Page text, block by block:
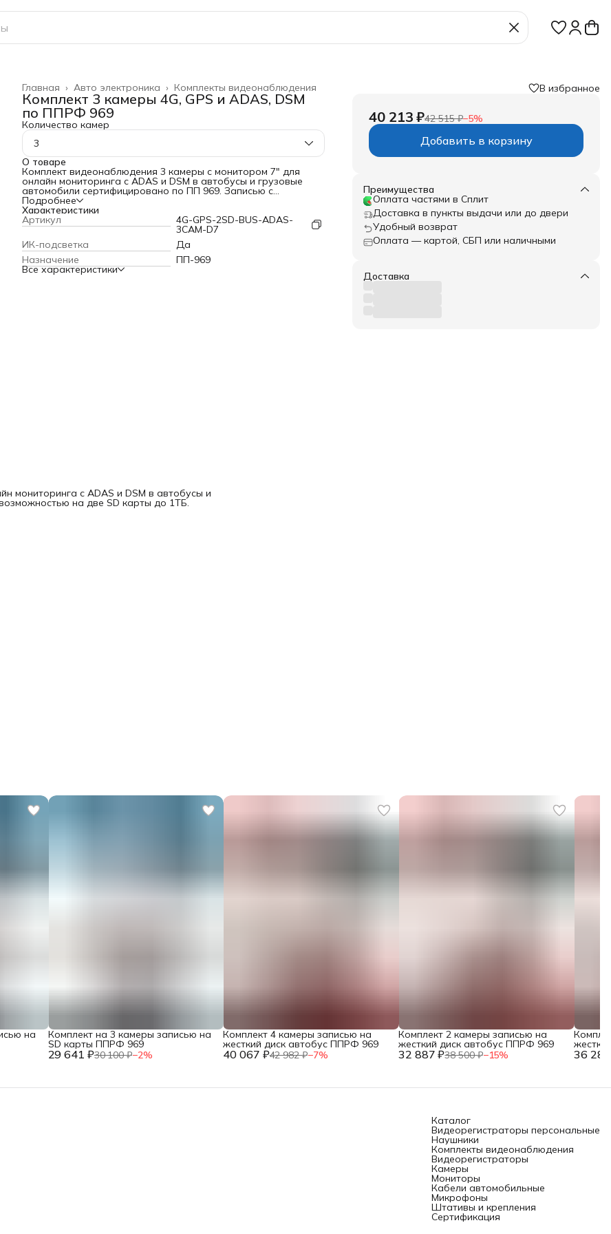
Комплекты видеонаблюдения
Авто электроника ›
Главная ›
Комплект 3 камеры 4G, GPS и ADAS, DSM
по ППРФ 969
Количество камер
3
О товаре
Комплект видеонаблюдения 3 камеры с монитором 7" для
онлайн мониторинга c ADAS и DSM в автобусы и грузовые
автомобили сертифицировано по ПП 969. Записью с
возможностью на две SD карты до 1ТБ.
Видеорегистратор 4 - канальный MDR_8210V2 4G GPS - 1 шт;
Видеокамера CM-627 AHD 1080P C - 2 шт;
Видеокамера CM-626 AHD 1080P A(Черная) - 1 шт;
Кабель 4pin (мама) - 4pin(папа),10m - 1 шт;
Кабель 4pin (мама) - 4pin(папа),5m - 2 шт;
Кабель 4pin - RCA 3 метра - 1 шт;
МониторM711 - 1 шт;
Подробнее
Характеристики
Артикул 4G-GPS-2SD-BUS-ADAS-
3CAM-D7
ИК-подсветка
Да
Назначение
ПП-969
Все характеристики
В избранное
40 213 ₽42 515 ₽−5%
Добавить в корзину
Преимущества
Оплата частями в Сплит
Доставка в пункты выдачи или до двери
Удобный возврат
Оплата — картой, СБП или наличными
Доставка
мониторинга c ADAS и DSM в автобусы и
на две SD карты до 1ТБ.
на
29 641 ₽30 100 ₽−2%
Комплект на 3 камеры записью на
SD карты ППРФ 969
40 067 ₽42 982 ₽−7%
Комплект 4 камеры записью на
жесткий диск автобус ППРФ 969
32 887 ₽38 500 ₽−15%
Комплект 2 камеры записью на
жесткий диск автобус ППРФ 969
36
Каталог
Видеорегистраторы персональные
Наушники
Комплекты видеонаблюдения
Видеорегистраторы
Камеры
Мониторы
Кабели автомобильные
Микрофоны
Штативы и крепления
Сертификация